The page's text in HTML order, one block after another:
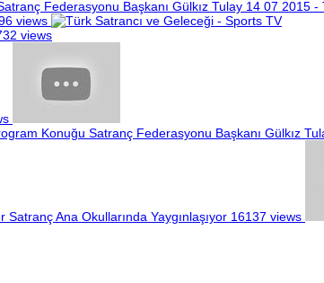
14 07 2015 -
views
views
Konuğu Satranç Federasyonu Başkanı Gülkız
Satranç Ana Okullarında Yaygınlaşıyor 16137 views